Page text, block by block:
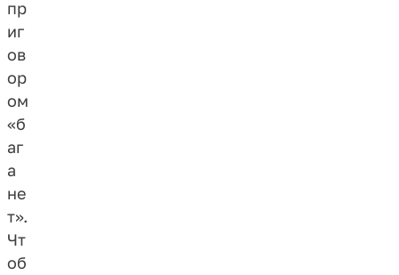
пр
иг
ов
ор
ом
«б
аг
а
не
т».
Чт
об